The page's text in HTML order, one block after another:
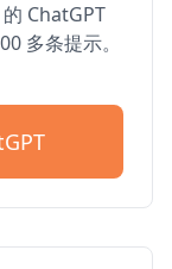
ChatGPT
多条提示。